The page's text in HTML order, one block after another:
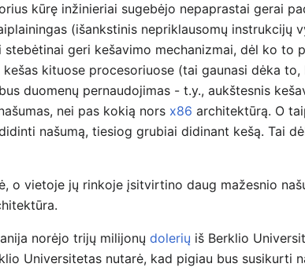
kūrę inžinieriai sugebėjo nepaprastai gerai
(išankstinis nepriklausomų instrukcijų
geri kešavimo mechanizmai, dėl ko to
kituose procesoriuose (tai gaunasi dėka to,
duomenų pernaudojimas - t.y., aukštesnis
nei pas kokią nors x86 architektūrą. O
našumą, tiesiog grubiai didinant kešą. Tai
o vietoje jų rinkoje įsitvirtino daug mažesnio
norėjo trijų milijonųdolerių iš Berklio
Universitetas nutarė, kad pigiau bus susikurti